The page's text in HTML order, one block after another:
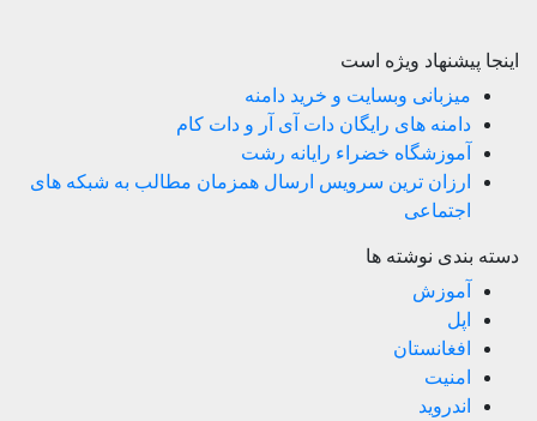
اینجا پیشنهاد ویژه است
میزبانی وبسایت و خرید دامنه
دامنه های رایگان دات آی آر و دات کام
آموزشگاه خضراء رایانه رشت
ارزان ترین سرویس ارسال همزمان مطالب به شبکه های
اجتماعی
دسته بندی نوشته ها
آموزش
اپل
افغانستان
امنیت
اندروید